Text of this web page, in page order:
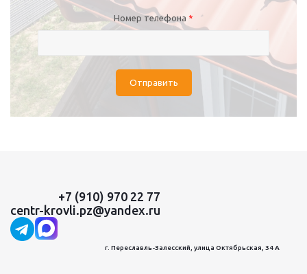
Номер телефона *
Отправить
+7 (910) 970 22 77
centr-krovli.pz@yandex.ru
г. Переславль-Залесский, улица Октябрьская, 34 А